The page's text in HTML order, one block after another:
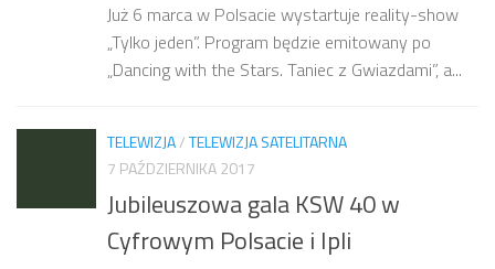
Już 6 marca w Polsacie wystartuje reality-show
„Tylko jeden”. Program będzie emitowany po
„Dancing with the Stars. Taniec z Gwiazdami”, a...
TELEWIZJA/TELEWIZJA SATELITARNA
7 PAŹDZIERNIKA 2017
Jubileuszowa gala KSW 40 w
Cyfrowym Polsacie i Ipli